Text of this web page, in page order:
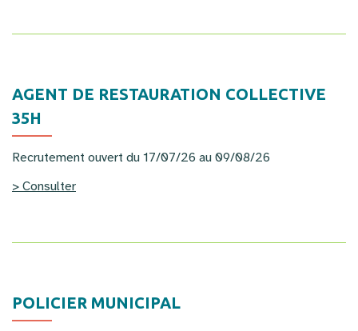
AGENT DE RESTAURATION COLLECTIVE
35H
Recrutement ouvert du 17/07/26 au 09/08/26
> Consulter
POLICIER MUNICIPAL